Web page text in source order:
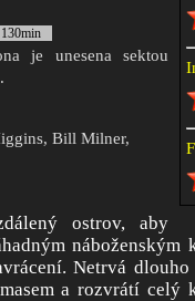
je unesena sektou
Bill Milner,
ostrov, aby
náboženským
Netrvá
a rozvrátí celý